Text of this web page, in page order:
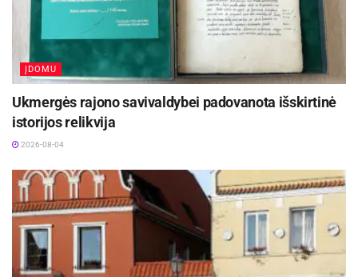
žurnale „National Geographic Lietuva“.
ĮDOMU
Ukmergės rajono savivaldybei padovanota išskirtinė
istorijos relikvija
2026-08-04